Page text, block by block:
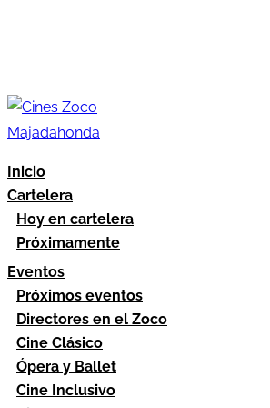
Inicio
Cartelera
Hoy en cartelera
Próximamente
Eventos
Próximos eventos
Directores en el Zoco
Cine Clásico
Ópera y Ballet
Cine Inclusivo